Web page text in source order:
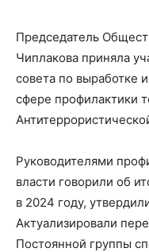
Председатель
Чиплакова приняла
совета по выработке
сфере профилактики
Руководителями
власти говорили об
в 2024 году,
Актуализировали
Постоянной группы